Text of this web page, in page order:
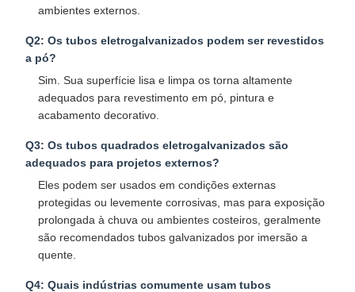
ambientes externos.​
Q2: Os tubos eletrogalvanizados podem ser revestidos
a pó?
Sim. Sua superfície lisa e limpa os torna altamente
adequados para revestimento em pó, pintura e
acabamento decorativo.​
Q3: Os tubos quadrados eletrogalvanizados são
adequados para projetos externos?
Eles podem ser usados ​​em condições externas
protegidas ou levemente corrosivas, mas para exposição
prolongada à chuva ou ambientes costeiros, geralmente
são recomendados tubos galvanizados por imersão a
quente.​
Q4: Quais indústrias comumente usam tubos